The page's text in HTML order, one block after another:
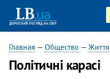
Главная — Общество — Життя
Політичні карасі